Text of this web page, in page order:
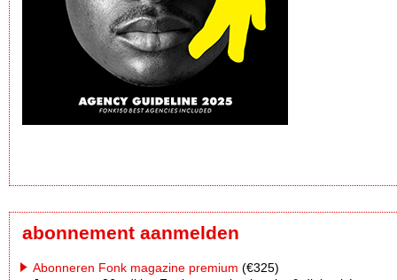
abonnement aanmelden
Abonneren Fonk magazine premium (€325)